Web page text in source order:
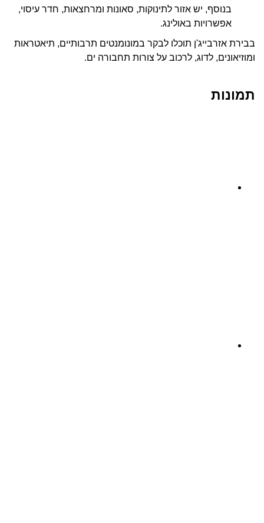
בנוסף, יש אזור לתינוקות, סאונות ומרחצאות, חדר עיסוי,
אפשרויות באולינג.
בבירת אזרבייג'ן תוכלו לבקר במונומנטים תרבותיים, תיאטראות
ומוזיאונים, לדוג, לרכוב על צורות תחבורה ים.
תמונות